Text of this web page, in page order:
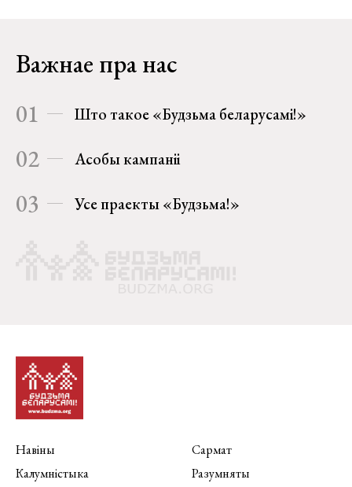
Важнае пра нас
01 Што такое «Будзьма беларусамі!»
02 Асобы кампаніі
03 Усе праекты «Будзьма!»
Навіны
Калумністыка
Сармат
Разумняты